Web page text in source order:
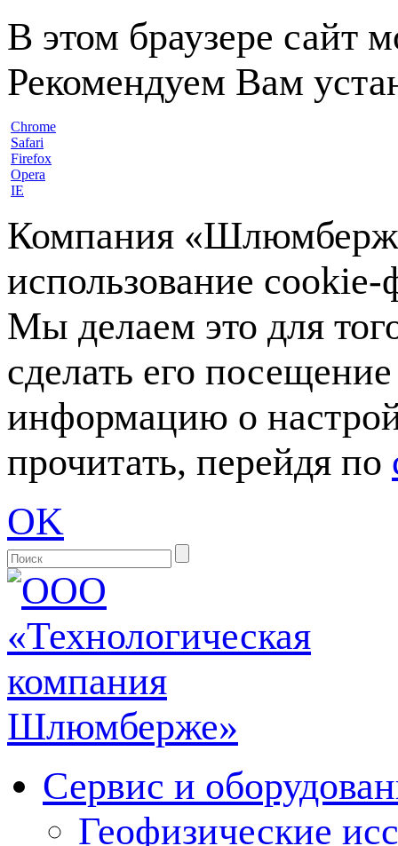
В этом браузере сайт
Рекомендуем Вам
Chrome
Safari
Firefox
Opera
IE
Компания
использование
Мы делаем это для
сделать его
информацию о
прочитать, перейдя по
OK
Сервис и
Геофизические